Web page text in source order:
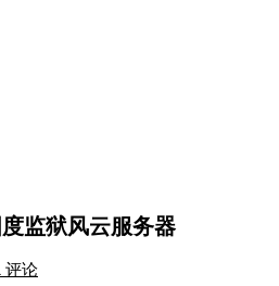
监狱风云服务器
评论